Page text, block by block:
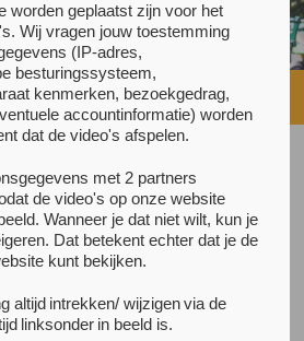
voor jeugdigen in crisissituaties
jeugdigen in crisissituaties
gezinnen in een crisissituatie in
is een samenwerking tussen Arkin
met daarbij een vergaande
worden geplaatst zijn voor het
Wij vragen jouw toestemming
(IP-adres,
besturingssysteem,
kenmerken, bezoekgedrag,
accountinformatie) worden
dat de video's afspelen.
met 2 partners
de video's op onze website
Wanneer je dat niet wilt, kun je
Dat betekent echter dat je de
kunt bekijken.
altijd intrekken/ wijzigen via de
linksonder in beeld is.